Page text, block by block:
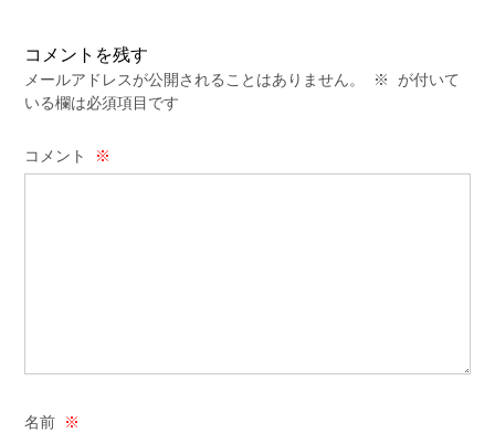
コメントを残す
メールアドレスが公開されることはありません。 ※
が付いて
いる欄は必須項目です
コメント ※
名前 ※